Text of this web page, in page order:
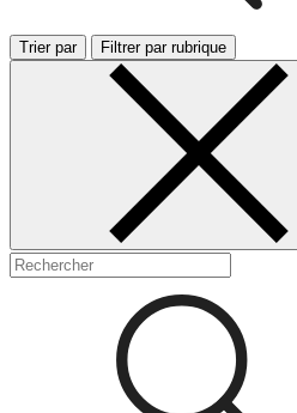
Trier par Filtrer par rubrique